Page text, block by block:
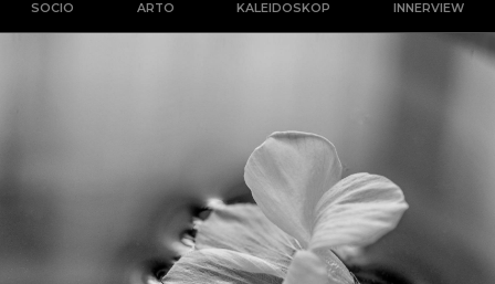
SOCIO ARTO KALEIDOSKOP INNERVIEW